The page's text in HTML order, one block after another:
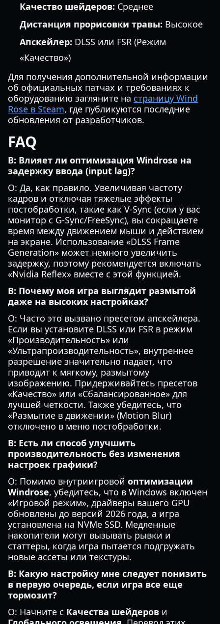
Качество шейдеров: Среднее
Дистанция прорисовки травы: Высокое
Апскейлер: DLSS или FSR (Режим
«Качество»)
Для получения дополнительной информации
об официальных патчах и требованиях к
оборудованию загляните на страницу Wind
Rose в Steam, где публикуются последние
обновления от разработчиков.
FAQ
В: Влияет ли оптимизация Windrose на
задержку ввода (input lag)?
О: Да, как правило. Увеличивая частоту
кадров и отключая тяжелые эффекты
постобработки, такие как V-Sync (если у вас
монитор с G-Sync/FreeSync), вы сокращаете
время между движением мыши и действием
на экране. Использование «DLSS Frame
Generation» может немного увеличить
задержку, поэтому рекомендуется включать
«Nvidia Reflex» вместе с этой функцией.
В: Почему моя игра выглядит размытой
даже на высоких настройках?
О: Часто это вызвано пресетом апскейлера.
Если вы установите DLSS или FSR в режим
«Производительность» или
«Ультрапроизводительность», внутреннее
разрешение значительно падает, что
приводит к мягкому, размытому
изображению. Придерживайтесь пресетов
«Качество» или «Сбалансированное» для
лучшей четкости. Также убедитесь, что
«Размытие в движении» (Motion Blur)
отключено в меню постобработки.
В: Есть ли способ улучшить
производительность без изменения
настроек графики?
О: Помимо внутриигровой оптимизации
Windrose, убедитесь, что в Windows включен
«Игровой режим», драйверы вашего GPU
обновлены до версий 2026 года, а игра
установлена на NVMe SSD. Медленные
накопители могут вызывать рывки и
статтеры, когда игра пытается подгружать
новые ассеты или текстуры.
В: Какую настройку мне следует понизить
в первую очередь, если игра все еще
тормозит?
О: Начните с Качества шейдеров и